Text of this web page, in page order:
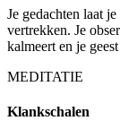
Je gedachten laat
vertrekken. Je
kalmeert en je
MEDITATIE
Klankschalen